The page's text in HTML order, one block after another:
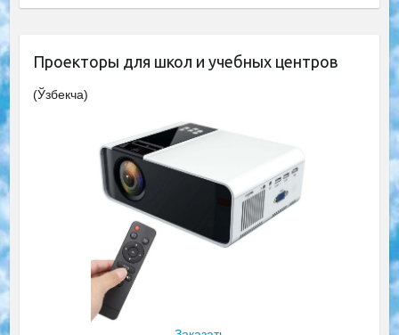
Проекторы для школ и учебных центров
(Ўзбекча)